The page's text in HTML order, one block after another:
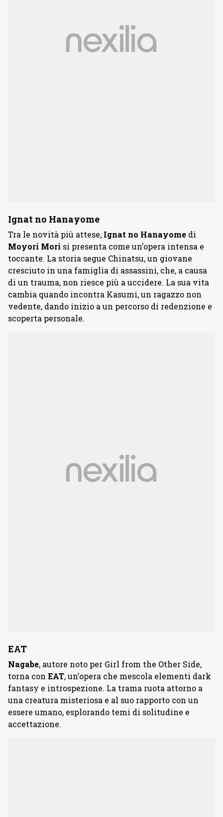
Ignat no Hanayome
Tra le novità più attese, Ignat no Hanayome di
Moyori Mori si presenta come un’opera intensa e
toccante. La storia segue Chinatsu, un giovane
cresciuto in una famiglia di assassini, che, a causa
di un trauma, non riesce più a uccidere. La sua vita
cambia quando incontra Kasumi, un ragazzo non
vedente, dando inizio a un percorso di redenzione e
scoperta personale.
EAT
Nagabe, autore noto per Girl from the Other Side,
torna con EAT, un’opera che mescola elementi dark
fantasy e introspezione. La trama ruota attorno a
una creatura misteriosa e al suo rapporto con un
essere umano, esplorando temi di solitudine e
accettazione.